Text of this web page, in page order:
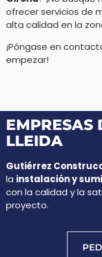
ofrecer servicios de
alta calidad en la
¡Póngase en
empezar!
EMPRESAS
LLEIDA
Gutiérrez
la instalación y
con la calidad y la
proyecto.